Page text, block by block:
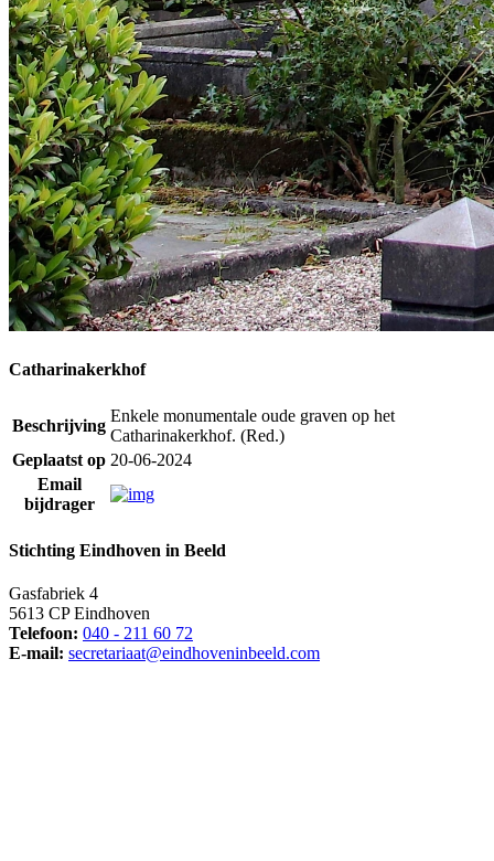
Catharinakerkhof
Beschrijving
Enkele monumentale oude graven op het
Catharinakerkhof. (Red.)
Geplaatst op 20-06-2024
Email
bijdrager
Stichting Eindhoven in Beeld
Gasfabriek 4
5613 CP Eindhoven
Telefoon: 040 - 211 60 72
E-mail: secretariaat@eindhoveninbeeld.com